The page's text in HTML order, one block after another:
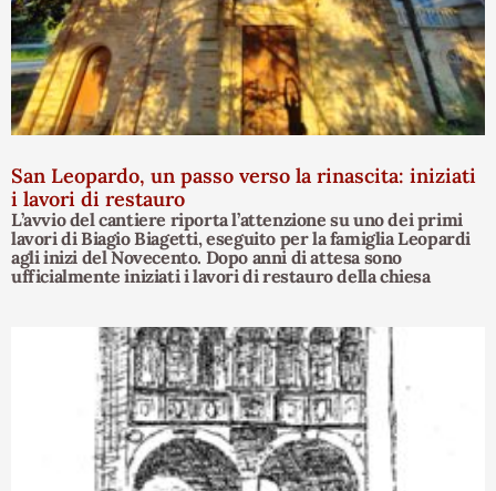
San Leopardo, un passo verso la rinascita: iniziati
i lavori di restauro
L’avvio del cantiere riporta l’attenzione su uno dei primi
lavori di Biagio Biagetti, eseguito per la famiglia Leopardi
agli inizi del Novecento. Dopo anni di attesa sono
ufficialmente iniziati i lavori di restauro della chiesa